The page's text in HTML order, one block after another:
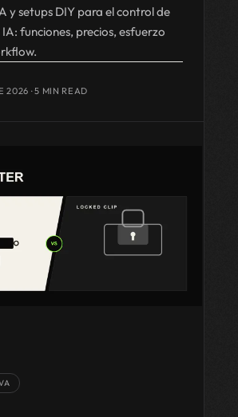
y setups DIY para el control de
funciones, precios, esfuerzo
2026 · 5 MIN READ